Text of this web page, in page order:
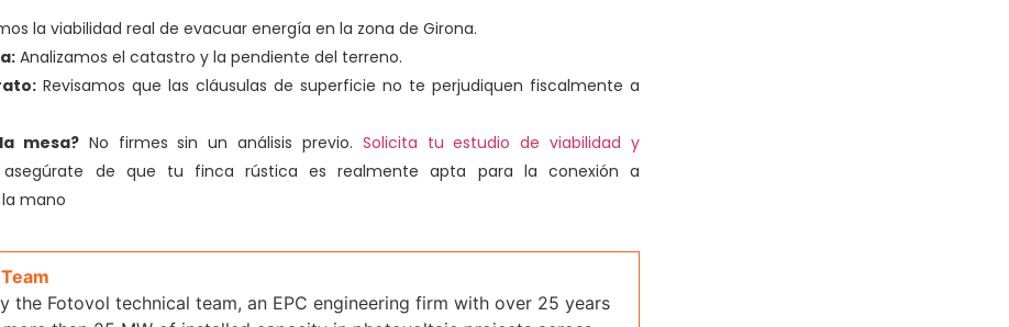
la viabilidad real de evacuar energía en la zona de Girona.
Analizamos el catastro y la pendiente del terreno.
Revisamos que las cláusulas de superficie no te perjudiquen fiscalmente a
mesa?No firmes sin un análisis previo. Solicita tu estudio de viabilidad y
de que tu finca rústica es realmente apta para la conexión a
mano
the Fotovol technical team, an EPC engineering firm with over 25 years